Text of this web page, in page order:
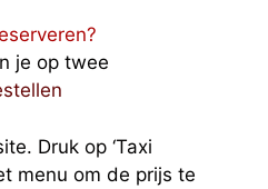
je op twee
Druk op ‘Taxi
menu om de prijs te